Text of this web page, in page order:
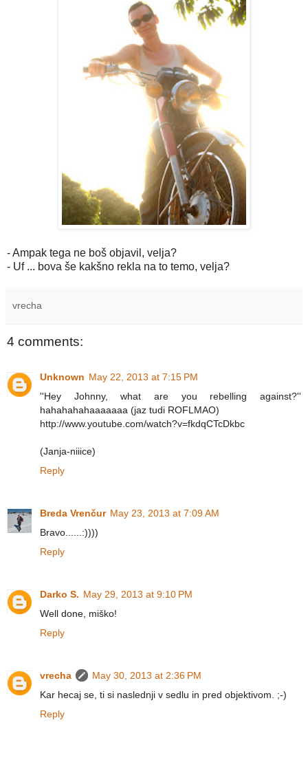
- Ampak tega ne boš objavil, velja?
- Uf ... bova še kakšno rekla na to temo, velja?
vrecha
4 comments:
Unknown May 22, 2013 at 7:15 PM
''Hey Johnny, what are you rebelling against?''
hahahahahaaaaaaa (jaz tudi ROFLMAO)
http://www.youtube.com/watch?v=fkdqCTcDkbc
(Janja-niiice)
Reply
Breda Vrenčur May 23, 2013 at 7:09 AM
Bravo......:))))
Reply
Darko S. May 29, 2013 at 9:10 PM
Well done, miško!
Reply
vrecha
May 30, 2013 at 2:36 PM
Kar hecaj se, ti si naslednji v sedlu in pred objektivom. ;-)
Reply